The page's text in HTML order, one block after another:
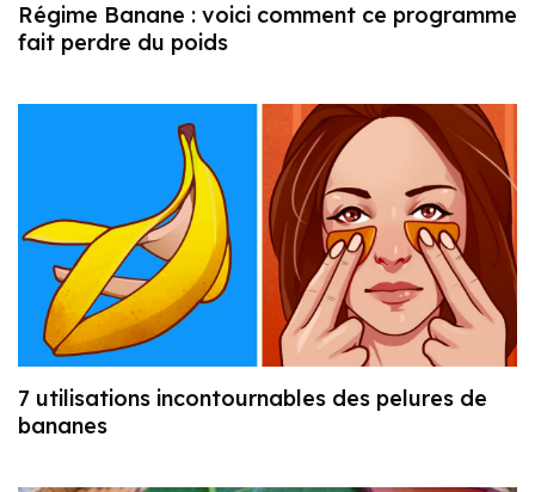
Régime Banane : voici comment ce programme
fait perdre du poids
7 utilisations incontournables des pelures de
bananes